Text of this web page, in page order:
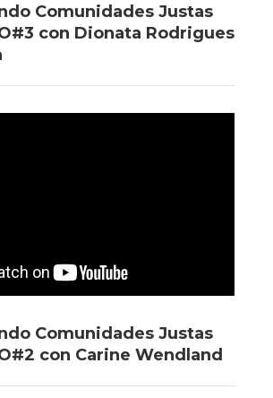
Comunidades Justas
con Dionata Rodrigues
Comunidades Justas
con Carine Wendland